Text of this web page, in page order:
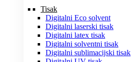
Tisak
Digitalni Eco solvent
Digitalni laserski tisak
Digitalni latex tisak
Digitalni solventni tisak
Digitalni sublimacijski tisak